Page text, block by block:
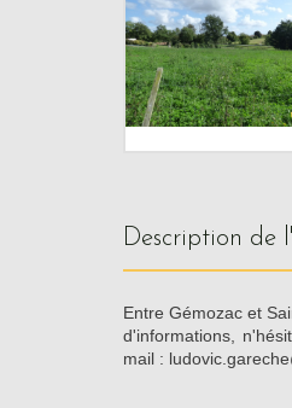
description de
Entre Gémozac et
d'informations,
mail :